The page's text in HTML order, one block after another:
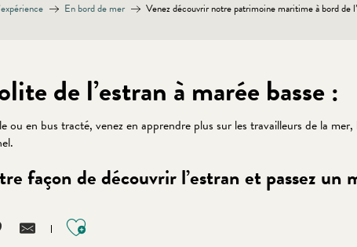
En bord de mer Venez découvrir notre patrimoine maritime à bord de
de l’estran à marée basse :
ou en bus tracté, venez en apprendre plus sur les travailleurs de la
façon de découvrir l’estran et passez
Ajouter aux favoris